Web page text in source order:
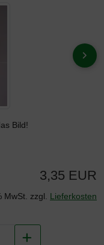
können Sie die
VOR
Bild!
3,35 EUR
MwSt. zzgl. Lieferkosten